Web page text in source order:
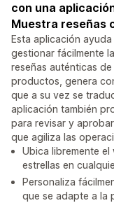
con una
Muestra reseñas
Esta aplicación
gestionar fácilmente
reseñas auténticas
productos, genera
que a su vez se
aplicación también
para revisar y
que agiliza las
Ubica libremente
estrellas en
Personaliza
que se adapte a la